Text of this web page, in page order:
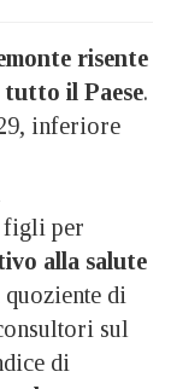
risente
tutto il Paese.
inferiore
figli per
alla salute
di
sul
di